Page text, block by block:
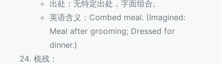
出处：无特定出处，字面组合。
英语含义：Combed meal. (Imagined:
Meal after grooming; Dressed for
dinner.)
梳残：